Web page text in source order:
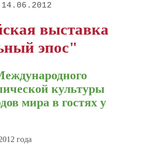
14.06.2012
выставка
эпос"
культуры
мира в гостях у
года